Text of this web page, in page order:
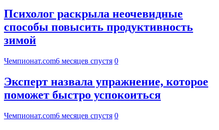
Психолог раскрыла неочевидные
способы повысить продуктивность
зимой
Чемпионат.com6 месяцев спустя 0
Эксперт назвала упражнение, которое
поможет быстро успокоиться
Чемпионат.com6 месяцев спустя 0